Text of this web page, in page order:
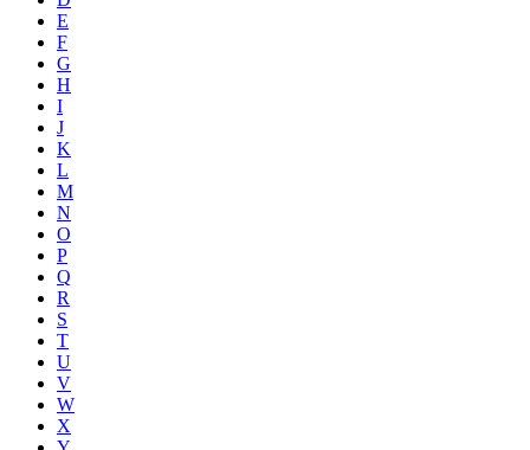
E
F
G
H
I
J
K
L
M
N
O
P
Q
R
S
T
U
V
W
X